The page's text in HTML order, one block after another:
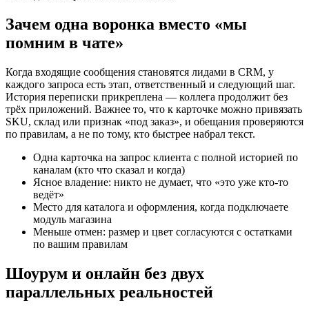
Зачем одна воронка вместо «мы
помним в чате»
Когда входящие сообщения становятся лидами в CRM, у
каждого запроса есть этап, ответственный и следующий шаг.
История переписки прикреплена — коллега продолжит без
трёх приложений. Важнее то, что к карточке можно привязать
SKU, склад или признак «под заказ», и обещания проверяются
по правилам, а не по тому, кто быстрее набрал текст.
Одна карточка на запрос клиента с полной историей по
каналам (кто что сказал и когда)
Ясное владение: никто не думает, что «это уже кто-то
ведёт»
Место для каталога и оформления, когда подключаете
модуль магазина
Меньше отмен: размер и цвет согласуются с остатками
по вашим правилам
Шоурум и онлайн без двух
параллельных реальностей